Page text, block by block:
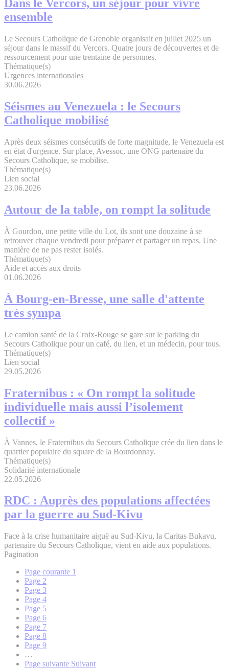
Dans le Vercors, un séjour pour vivre
ensemble
Le Secours Catholique de Grenoble organisait en juillet 2025 un
séjour dans le massif du Vercors. Quatre jours de découvertes et de
ressourcement pour une trentaine de personnes.
Thématique(s)
Urgences internationales
30.06.2026
Séismes au Venezuela : le Secours
Catholique mobilisé
Après deux séismes consécutifs de forte magnitude, le Venezuela est
en état d'urgence. Sur place, Avessoc, une ONG partenaire du
Secours Catholique, se mobilise.
Thématique(s)
Lien social
23.06.2026
Autour de la table, on rompt la solitude
À Gourdon, une petite ville du Lot, ils sont une douzaine à se
retrouver chaque vendredi pour préparer et partager un repas. Une
manière de ne pas rester isolés.
Thématique(s)
Aide et accès aux droits
01.06.2026
À Bourg-en-Bresse, une salle d'attente
très sympa
Le camion santé de la Croix-Rouge se gare sur le parking du
Secours Catholique pour un café, du lien, et un médecin, pour tous.
Thématique(s)
Lien social
29.05.2026
Fraternibus : « On rompt la solitude
individuelle mais aussi l’isolement
collectif »
À Vannes, le Fraternibus du Secours Catholique crée du lien dans le
quartier populaire du square de la Bourdonnay.
Thématique(s)
Solidarité internationale
22.05.2026
RDC : Auprès des populations affectées
par la guerre au Sud-Kivu
Face à la crise humanitaire aiguë au Sud-Kivu, la Caritas Bukavu,
partenaire du Secours Catholique, vient en aide aux populations.
Pagination
Page courante 1
Page 2
Page 3
Page 4
Page 5
Page 6
Page 7
Page 8
Page 9
…
Page suivante Suivant